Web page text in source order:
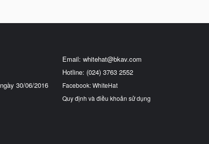
30/06/2016
Email: whitehat@bkav.com
Hotline: (024) 3763 2552
Facebook: WhiteHat
Quy định và điều khoản sử dụng